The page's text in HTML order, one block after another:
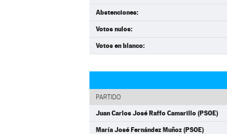
Abstenciones:
Votos nulos:
Votos en blanco:
PARTIDO
Juan Carlos José Raffo Camarillo (PSOE)
María José Fernández Muñoz (PSOE)